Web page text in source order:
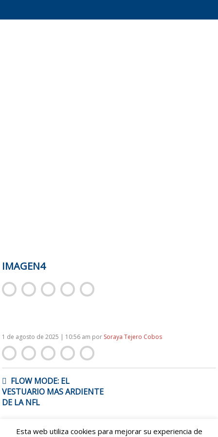
IMAGEN4
1 de agosto de 2025 | 10:56 am por Soraya Tejero Cobos
DE
ENTRADAS
FLOW MODE: EL
VESTUARIO MAS ARDIENTE
DE LA NFL
Esta web utiliza cookies para mejorar su experiencia de